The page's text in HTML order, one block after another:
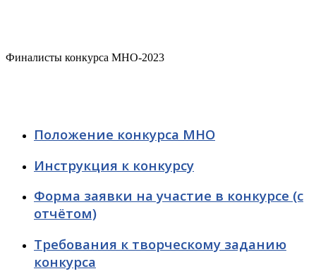
Финалисты конкурса МНО-2023
Положение конкурса МНО
Инструкция к конкурсу
Форма заявки на участие в конкурсе (с
отчётом)
Требования к творческому заданию
конкурса